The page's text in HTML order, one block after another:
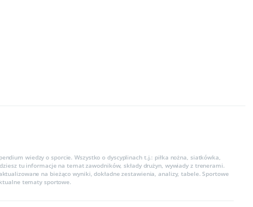
wiedzy o sporcie. Wszystko o dyscyplinach t.j.: piłka nożna, siatkówka,
tu informacje na temat zawodników, składy drużyn, wywiady z trenerami.
na bieżąco wyniki, dokładne zestawienia, analizy, tabele. Sportowe
tematy sportowe.